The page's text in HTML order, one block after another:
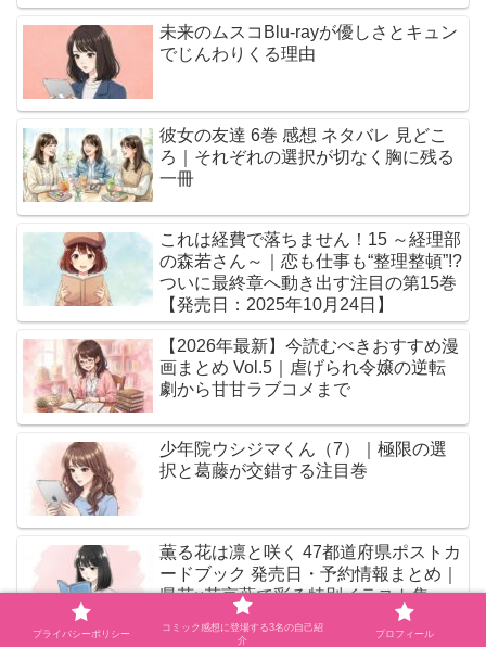
未来のムスコBlu-rayが優しさとキュン
でじんわりくる理由
彼女の友達 6巻 感想 ネタバレ 見どこ
ろ｜それぞれの選択が切なく胸に残る
一冊
これは経費で落ちません！15 ～経理部
の森若さん～｜恋も仕事も“整理整頓”!?
ついに最終章へ動き出す注目の第15巻
【発売日：2025年10月24日】
【2026年最新】今読むべきおすすめ漫
画まとめ Vol.5｜虐げられ令嬢の逆転
劇から甘甘ラブコメまで
少年院ウシジマくん（7）｜極限の選
択と葛藤が交錯する注目巻
薫る花は凛と咲く 47都道府県ポストカ
ードブック 発売日・予約情報まとめ｜
県花×花言葉で彩る特別イラスト集
プライバシーポリシー
コミック感想に登場する3名の自己紹
介
プロフィール